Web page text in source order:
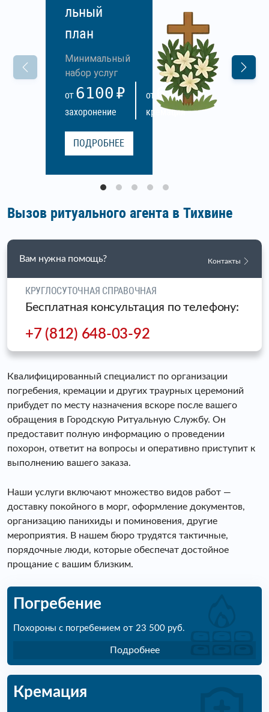
льный
план
Минимальный
набор услуг
ОТ 6100
захоронение
ОТ 6100
кремация
ПОДРОБНЕЕ
Вызов ритуального агента в Тихвине
Вам нужна помощь? Контакты
КРУГЛОСУТОЧНАЯ СПРАВОЧНАЯ
Бесплатная консультация по телефону:
+7 (812) 648-03-92
Квалифицированный специалист по организации
погребения, кремации и других траурных церемоний
прибудет по месту назначения вскоре после вашего
обращения в Городскую Ритуальную Службу. Он
предоставит полную информацию о проведении
похорон, ответит на вопросы и оперативно приступит к
выполнению вашего заказа.
Наши услуги включают множество видов работ —
доставку покойного в морг, оформление документов,
организацию панихиды и поминовения, другие
мероприятия. В нашем бюро трудятся тактичные,
порядочные люди, которые обеспечат достойное
прощание с вашим близким.
Погребение
Похороны с погребением от 23 500 руб.
Подробнее
Кремация